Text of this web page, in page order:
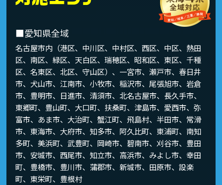
■愛知県全域
名古屋市内（港区、中川区、中村区、西区、中区、熱田
区、南区、緑区、天白区、瑞穂区、昭和区、東区、千種
区、名東区、北区、守山区）、一宮市、瀬戸市、春日井
市、犬山市、江南市、小牧市、稲沢市、尾張旭市、岩倉
市、豊明市、日進市、清須市、北名古屋市、長久手市、
東郷町、豊山町、大口町、扶桑町、津島市、愛西市、弥
富市、あま市、大治町、蟹江町、飛島村、半田市、常滑
市、東海市、大府市、知多市、阿久比町、東浦町、南知
多町、美浜町、武豊町、岡崎市、碧南市、刈谷市、豊田
市、安城市、西尾市、知立市、高浜市、みよし市、幸田
町、豊橋市、豊川市、蒲郡市、新城市、田原市、設楽
町、東栄町、豊根村